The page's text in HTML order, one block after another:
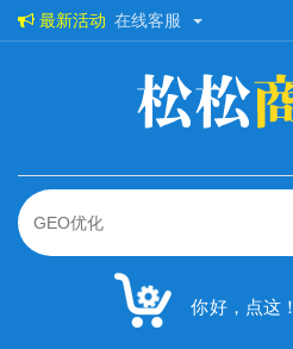
最新活动 在线客服
你好，点这！